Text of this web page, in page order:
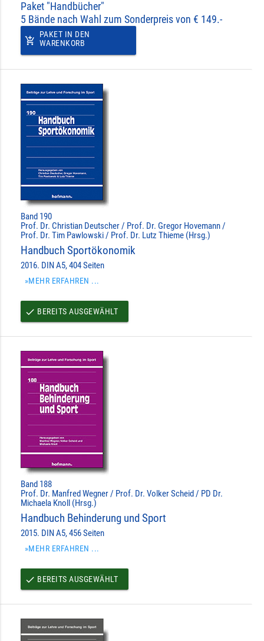
Paket "Handbücher"
5 Bände nach Wahl zum Sonderpreis von € 149.-
add_shopping_cart
PAKET IN DEN
WARENKORB
Band 190
Prof. Dr. Christian Deutscher / Prof. Dr. Gregor Hovemann /
Prof. Dr. Tim Pawlowski / Prof. Dr. Lutz Thieme (Hrsg.)
Handbuch Sportökonomik
2016. DIN A5, 404 Seiten
»MEHR ERFAHREN ...
done BEREITS AUSGEWÄHLT
Band 188
Prof. Dr. Manfred Wegner / Prof. Dr. Volker Scheid / PD Dr.
Michaela Knoll (Hrsg.)
Handbuch Behinderung und Sport
2015. DIN A5, 456 Seiten
»MEHR ERFAHREN ...
done BEREITS AUSGEWÄHLT